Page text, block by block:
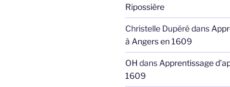
Ripossière
Christelle Dupérédans
à Angers en 1609
OH dans Apprentissage
1609